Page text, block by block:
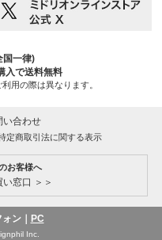
国一律)
入で送料無料
用の際は異なります。
い合わせ
定商取引法に関する表示
お客様へ
窓口 ＞＞
ン｜ PC
Inc.